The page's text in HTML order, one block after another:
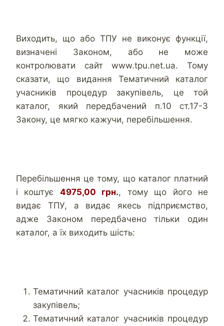
Виходить, що або ТПУ не виконує функції,
визначені Законом, або не може
контролювати сайт www.tpu.net.ua. Тому
сказати, що видання Тематичний каталог
учасників процедур закупівель, це той
каталог, який передбачений п.10 ст.17-3
Закону, це мягко кажучи, перебільшення.
Перебільшення це тому, що каталог платний
і коштує 4975,00 грн., тому що його не
видає ТПУ, а видає якесь підприємство,
адже Законом передбачено тільки один
каталог, а їх виходить шість:
Тематичний каталог учасників процедур
закупівель;
Тематичний каталог учасників процедур